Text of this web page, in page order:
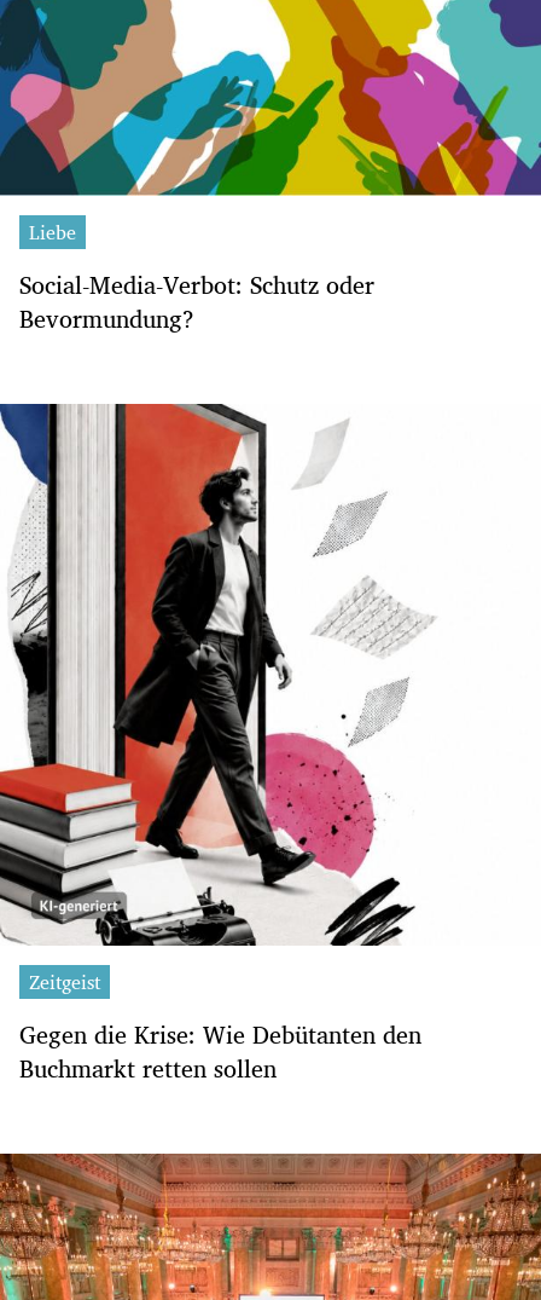
Liebe
Social-Media-Verbot: Schutz oder
Bevormundung?
Zeitgeist
Gegen die Krise: Wie Debütanten den
Buchmarkt retten sollen